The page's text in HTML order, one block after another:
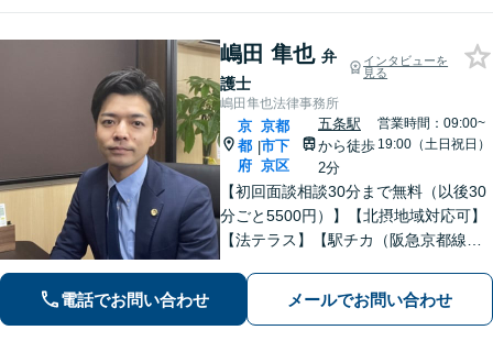
可】
嶋田 隼也 弁
護士
インタビューを
見る
嶋田隼也法律事務所
京
都
府
|
京都
市下
京区
五条駅
から徒歩
2分
営業時間：09:00~
19:00（土日祝日）
【初回面談相談30分まで無料（以後30
分ごと5500円）】【北摂地域対応可】
【法テラス】【駅チカ（阪急京都線烏
徒歩４分、地下鉄五条駅１番出口徒歩
２分】丁寧にわかりやすく説明。オン
電話でお問い合わせ メールでお問い合わせ